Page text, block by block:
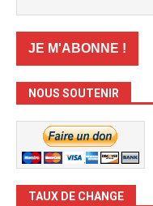
NOUS SOUTENIR
TAUX DE CHANGE